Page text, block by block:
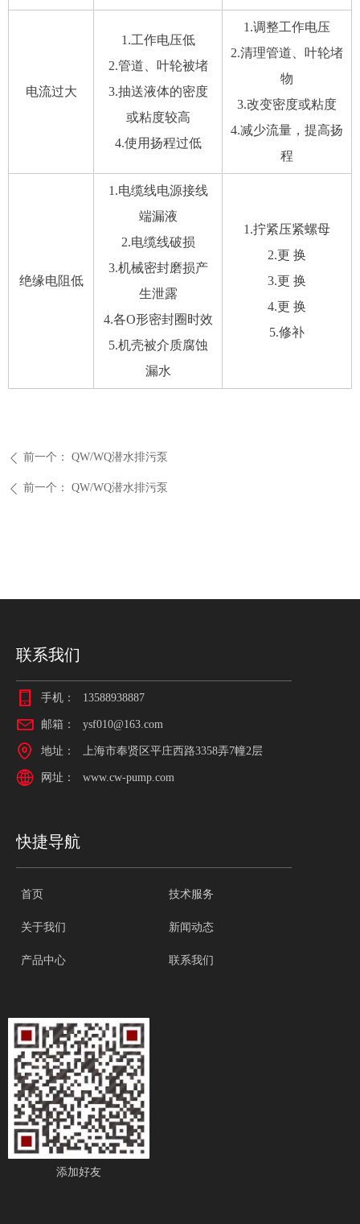
电流过大
1.工作电压低
2.管道、叶轮被堵
3.抽送液体的密度
或粘度较高
4.使用扬程过低
1.调整工作电压
2.清理管道、叶轮堵
物
3.改变密度或粘度
4.减少流量，提高扬
程
绝缘电阻低
1.电缆线电源接线
端漏液
2.电缆线破损
3.机械密封磨损产
生泄露
4.各O形密封圈时效
5.机壳被介质腐蚀
漏水
1.拧紧压紧螺母
2.更 换
3.更 换
4.更 换
5.修补
ꄴ 前一个： QW/WQ潜水排污泵
ꄴ 前一个： QW/WQ潜水排污泵
联系我们
手机： 13588938887
邮箱： ysf010@163.com
地址： 上海市奉贤区平庄西路3358弄7幢2层
网址： www.cw-pump.com
添加好友
快捷导航
首页
关于我们
产品中心
技术服务
新闻动态
联系我们